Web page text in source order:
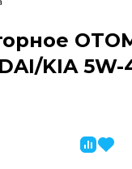
KIA 5W-